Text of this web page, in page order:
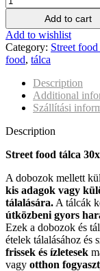
Add to cart
Add to wishlist
Category: Street
food, tálca
Description
Additional
Szállítási
Description
Street food tálca
A dobozok mellett
kis adagok vagy
tálalására. A tálcák
útközbeni gyors
Ezek a dobozok és
ételek tálalásához és
frissek és ízletesek
vagy otthon